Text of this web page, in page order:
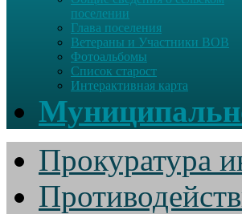
поселении
Глава поселения
Ветераны и Участники ВОВ
Фотоальбомы
Список старост
Интерактивная карта
Прокуратура